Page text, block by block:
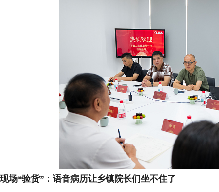
现场“验货”：语音病历让乡镇院长们坐不住了